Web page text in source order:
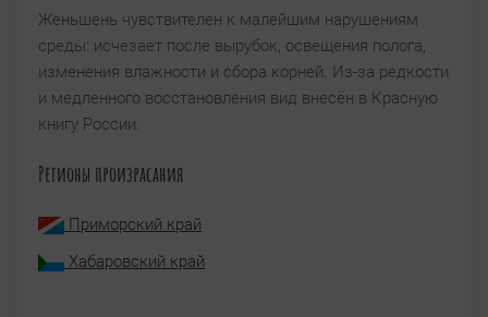
Женьшень чувствителен к малейшим нарушениям
среды: исчезает после вырубок, освещения полога,
изменения влажности и сбора корней. Из-за редкости
и медленного восстановления вид внесён в Красную
книгу России.
Регионы произрасания
Приморский край
Хабаровский край